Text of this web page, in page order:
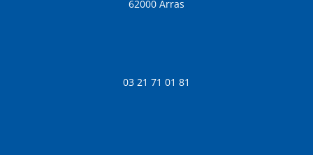
62000 Arras
03 21 71 01 81